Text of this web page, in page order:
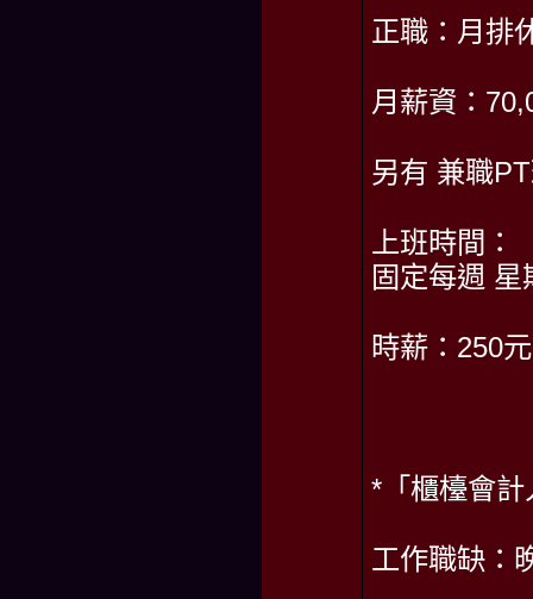
正職：月排
月薪資：
另有 兼職
上班時間：
固定每週
時薪：250
*「櫃檯會計
工作職缺：